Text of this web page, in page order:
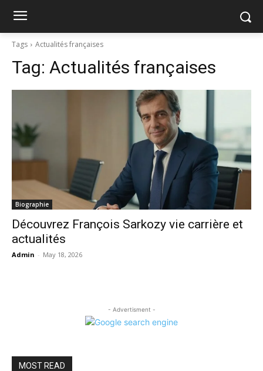
Tags Actualités françaises
Tag: Actualités françaises
Biographie
Découvrez François Sarkozy vie carrière et
actualités
Admin - May 18, 2026
- Advertisment -
MOST READ